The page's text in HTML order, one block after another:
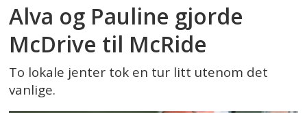
Alva og Pauline gjorde
McDrive til McRide
To lokale jenter tok en tur litt utenom det
vanlige.